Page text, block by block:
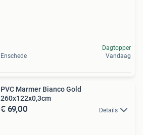
Enschede
Dagtopper
Vandaag
PVC Marmer Bianco Gold
260x122x0,3cm
€ 69,00 Details